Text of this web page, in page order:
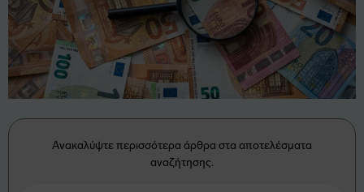
Ανακαλύψτε περισσότερα άρθρα στα αποτελέσματα
αναζήτησης.